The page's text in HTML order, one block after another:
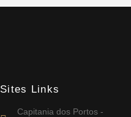
Sites Links
Capitania dos Portos -